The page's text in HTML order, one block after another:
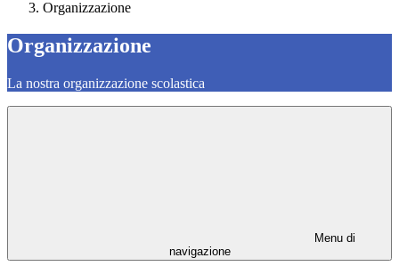
Organizzazione
Organizzazione
La nostra organizzazione scolastica
Menu di
navigazione